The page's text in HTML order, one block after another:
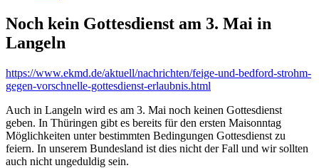
Noch kein Gottesdienst am 3. Mai in
Langeln
https://www.ekmd.de/aktuell/nachrichten/feige-und-bedford-strohm-
gegen-vorschnelle-gottesdienst-erlaubnis.html
Auch in Langeln wird es am 3. Mai noch keinen Gottesdienst
geben. In Thüringen gibt es bereits für den ersten Maisonntag
Möglichkeiten unter bestimmten Bedingungen Gottesdienst zu
feiern. In unserem Bundesland ist dies nicht der Fall und wir sollten
auch nicht ungeduldig sein.